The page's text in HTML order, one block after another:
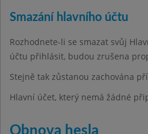
Smazání hlavního účtu
Rozhodnete-li se smazat svůj
účtu přihlásit, budou zrušena
Stejně tak zůstanou zachována
Hlavní účet, který nemá žádné
Obnova hesla